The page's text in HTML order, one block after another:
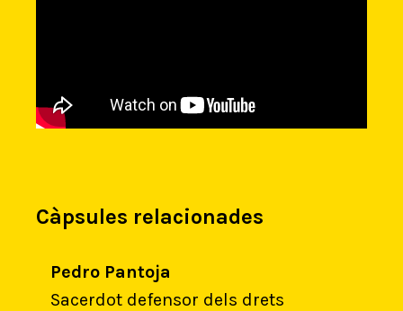
Càpsules relacionades
Pedro Pantoja
Sacerdot defensor dels drets